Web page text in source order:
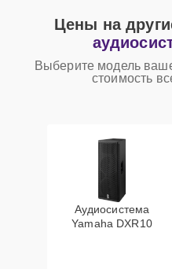
Цены на
Выберите модель
стоимость
Аудиосистема
Yamaha DXR10